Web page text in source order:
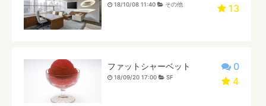
13
18/10/08 11:40 その他
0
4
ファットシャーベット
18/09/20 17:00 SF